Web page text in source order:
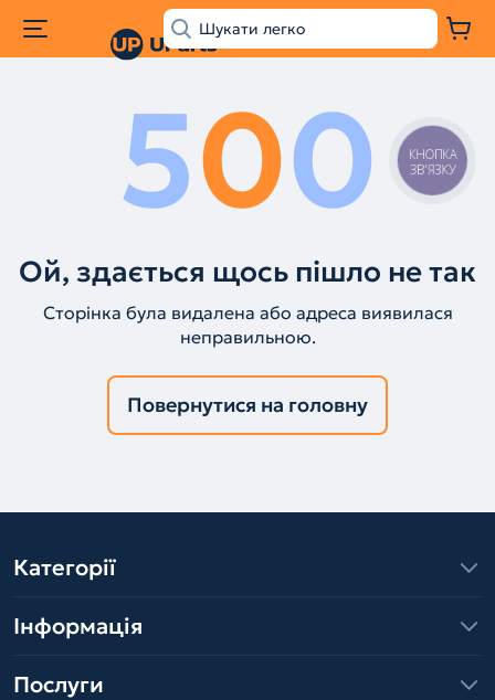
500
Ой, здається щось пішло не так
Сторінка була видалена або адреса виявилася
неправильною.
Повернутися на головну
Категорії
Інформація
Послуги
КНОПКА
ЗВ'ЯЗКУ